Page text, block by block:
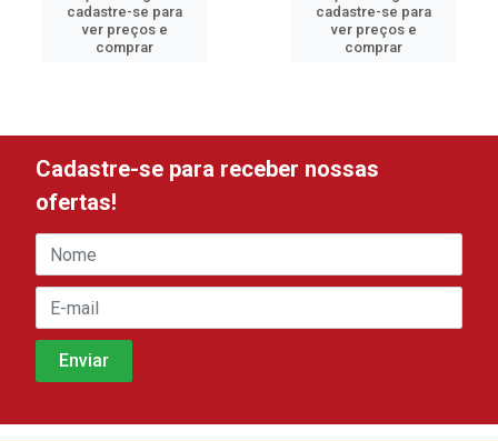
cadastre-se para
ver preços e
comprar
cadastre-se para
ver preços e
comprar
Cadastre-se para receber nossas
ofertas!